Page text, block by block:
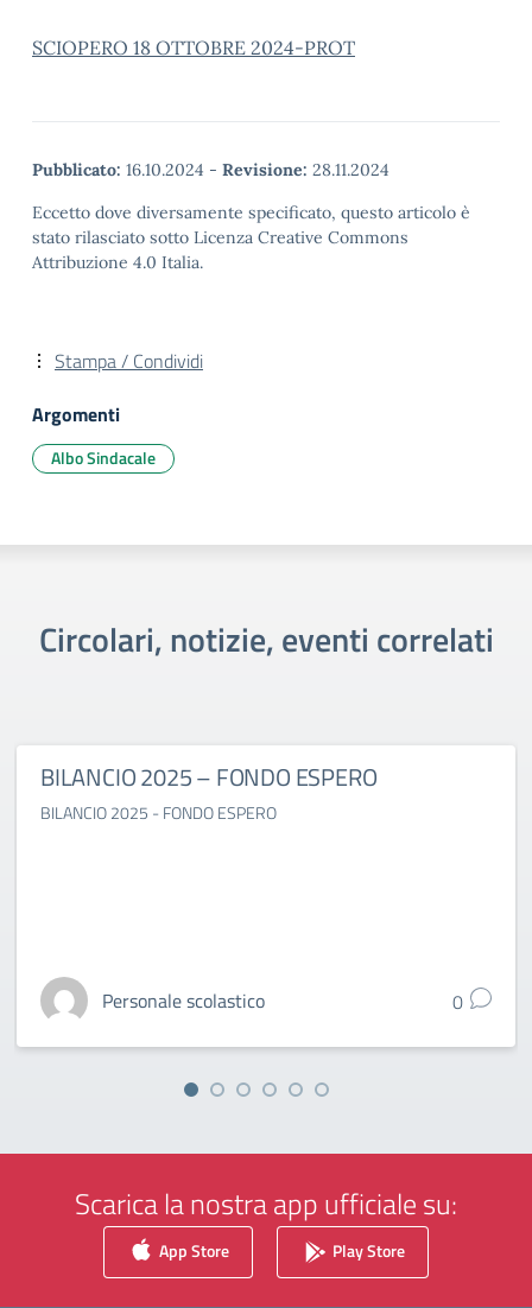
SCIOPERO 18 OTTOBRE 2024-PROT
Pubblicato: 16.10.2024 - Revisione: 28.11.2024
Eccetto dove diversamente specificato, questo articolo è
stato rilasciato sotto Licenza Creative Commons
Attribuzione 4.0 Italia.
Stampa / Condividi
Argomenti
Albo Sindacale
Circolari, notizie, eventi correlati
BILANCIO 2025 – FONDO ESPERO
BILANCIO 2025 - FONDO ESPERO
Personale scolastico 0
Scarica la nostra app ufficiale su:
App Store Play Store